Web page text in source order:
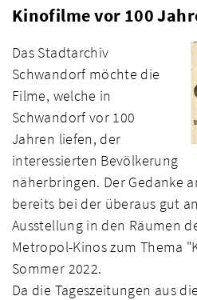
Kinofilme vor 100
Das Stadtarchiv
Schwandorf möchte die
Filme, welche in
Schwandorf vor 100
Jahren liefen, der
interessierten Bevölkerung
näherbringen. Der Gedanke
bereits bei der überaus gut
Ausstellung in den Räumen
Metropol-Kinos zum Thema
Sommer 2022.
Da die Tageszeitungen aus